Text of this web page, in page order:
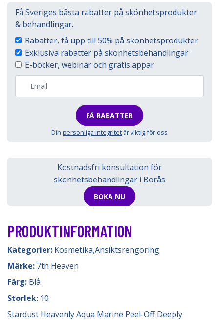
Få Sveriges bästa rabatter på skönhetsprodukter
& behandlingar.
Rabatter, få upp till 50% på skönhetsprodukter
Exklusiva rabatter på skönhetsbehandlingar
E-böcker, webinar och gratis appar
FÅ RABATTER
Din personliga integritet är viktig för oss
Kostnadsfri konsultation för
skönhetsbehandlingar i Borås
BOKA NU
PRODUKTINFORMATION
Kategorier: Kosmetika,Ansiktsrengöring
Märke: 7th Heaven
Färg: Blå
Storlek: 10
Stardust Heavenly Aqua Marine Peel-Off Deeply